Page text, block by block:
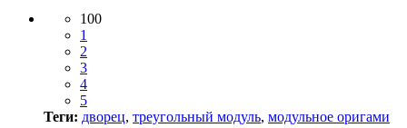
100
1
2
3
4
5
Теги: дворец, треугольный модуль, модульное оригами